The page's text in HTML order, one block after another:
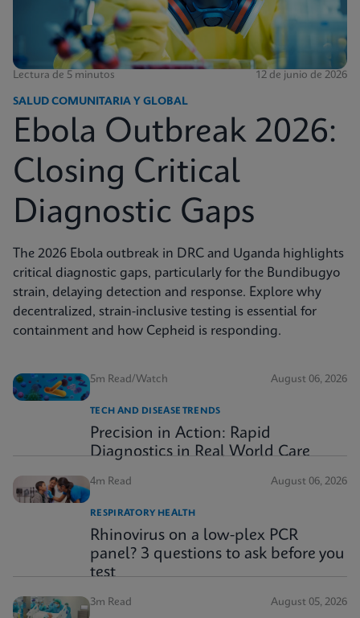
Lectura de 5 minutos 12 de junio de 2026
SALUD COMUNITARIA Y GLOBAL
Ebola Outbreak 2026:
Closing Critical
Diagnostic Gaps
The 2026 Ebola outbreak in DRC and Uganda highlights
critical diagnostic gaps, particularly for the Bundibugyo
strain, delaying detection and response. Explore why
decentralized, strain-inclusive testing is essential for
containment and how Cepheid is responding.
5m Read/Watch August 06, 2026
TECH AND DISEASE TRENDS
Precision in Action: Rapid
Diagnostics in Real World Care
4m Read August 06, 2026
RESPIRATORY HEALTH
Rhinovirus on a low-plex PCR
panel? 3 questions to ask before you
test
3m Read August 05, 2026